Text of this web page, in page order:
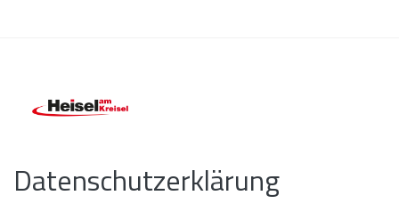
Datenschutz­erklärung